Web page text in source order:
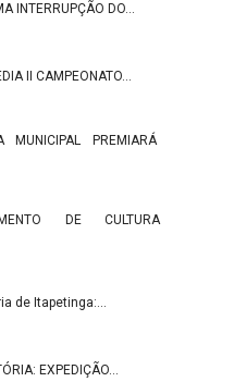
INTERRUPÇÃO DO…
II CAMPEONATO…
MUNICIPAL PREMIARÁ
DE CULTURA
de Itapetinga:…
EXPEDIÇÃO…